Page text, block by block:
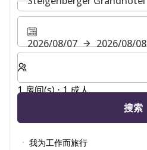
2026/08/07
2026/08/08
选择房间数和入住人数
1 房间(s) ⋅ 1 成人
搜索
我为工作而旅行